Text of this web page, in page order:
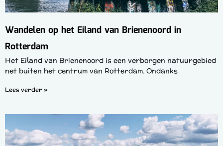
Wandelen op het Eiland van Brienenoord in
Rotterdam
Het Eiland van Brienenoord is een verborgen natuurgebied
net buiten het centrum van Rotterdam. Ondanks
Lees verder »